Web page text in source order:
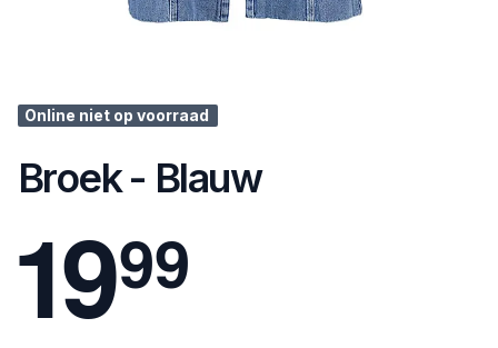
Online niet op voorraad
Broek - Blauw
1999